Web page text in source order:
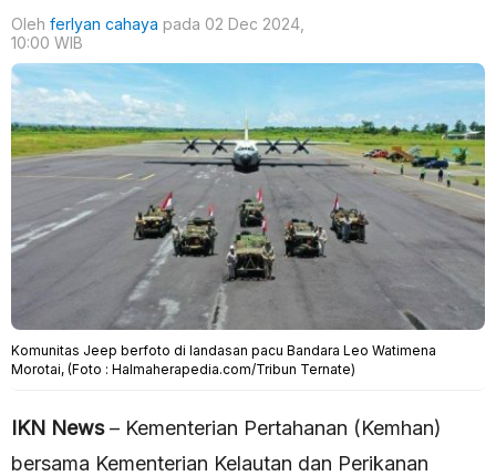
Oleh ferlyan cahaya pada 02 Dec 2024,
10:00 WIB
Komunitas Jeep berfoto di landasan pacu Bandara Leo Watimena
Morotai, (Foto : Halmaherapedia.com/Tribun Ternate)
IKN News– Kementerian Pertahanan (Kemhan)
bersama Kementerian Kelautan dan Perikanan